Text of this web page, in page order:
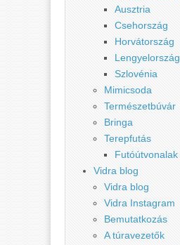
Ausztria
Csehország
Horvátország
Lengyelország
Szlovénia
Mimicsoda
Természetbúvár
Bringa
Terepfutás
Futóútvonalak
Vidra blog
Vidra blog
Vidra Instagram
Bemutatkozás
A túravezetők